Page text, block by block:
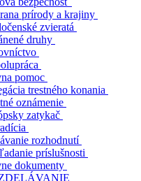
prírody a krajiny
zvieratá
druhy
pomoc
trestného konania
oznámenie
zatykač
rozhodnutí
príslušnosti
dokumenty